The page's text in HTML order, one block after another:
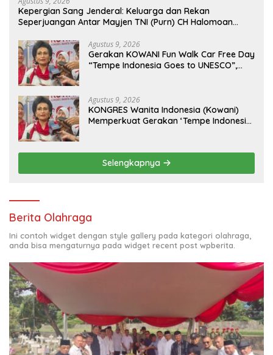
Kepergian Sang Jenderal: Keluarga dan Rekan
Seperjuangan Antar Mayjen TNI (Purn) CH Halomoan
Agustus 9, 2026
Gerakan KOWANI Fun Walk Car Free Day
“Tempe Indonesia Goes to UNESCO”,
Agustus 9, 2026
KONGRES Wanita Indonesia (Kowani)
Memperkuat Gerakan ‘Tempe Indonesia
Selengkapnya
Berita Olahraga
Ini contoh widget dengan style gallery pada kategori olahraga,
anda bisa mengaturnya pada widget recent post wpberita.